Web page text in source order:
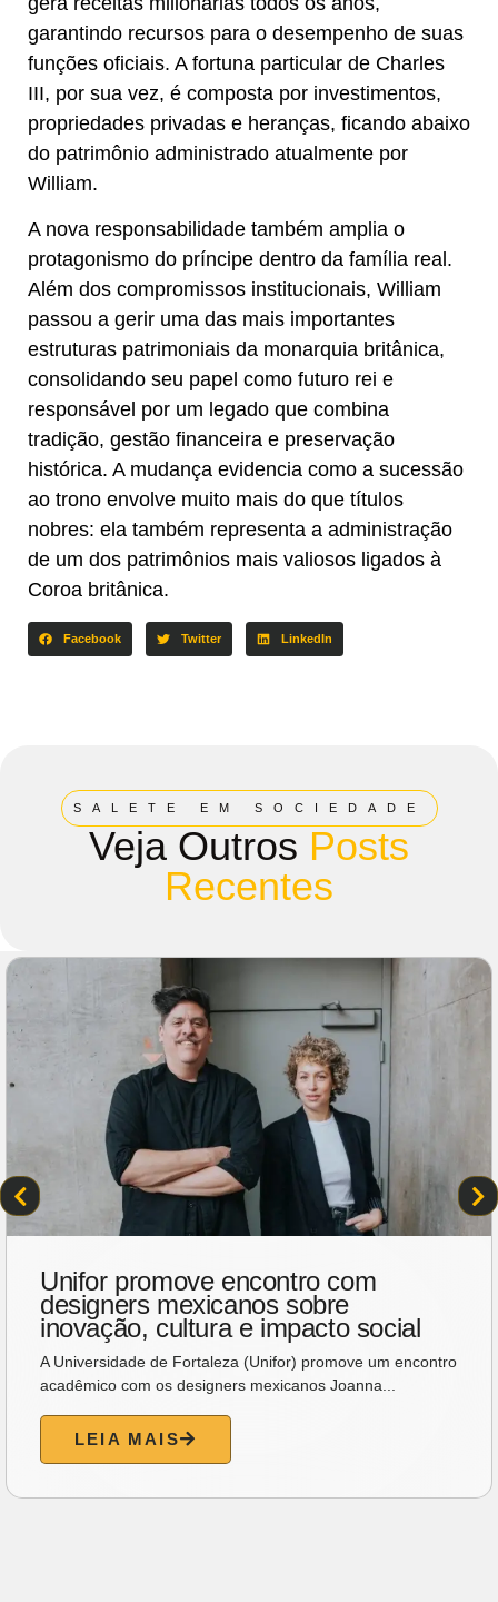
garantindo recursos para o desempenho de suas
funções oficiais. A fortuna particular de Charles
III, por sua vez, é composta por investimentos,
propriedades privadas e heranças, ficando abaixo
do patrimônio administrado atualmente por
William.
A nova responsabilidade também amplia o
protagonismo do príncipe dentro da família real.
Além dos compromissos institucionais, William
passou a gerir uma das mais importantes
estruturas patrimoniais da monarquia britânica,
consolidando seu papel como futuro rei e
responsável por um legado que combina
tradição, gestão financeira e preservação
histórica. A mudança evidencia como a sucessão
ao trono envolve muito mais do que títulos
nobres: ela também representa a administração
de um dos patrimônios mais valiosos ligados à
Coroa britânica.
Facebook Twitter LinkedIn
SALETE EM SOCIEDADE
Veja Outros Posts
Recentes
Unifor promove encontro com
designers mexicanos sobre
inovação, cultura e impacto social
A Universidade de Fortaleza (Unifor) promove um encontro
acadêmico com os designers mexicanos Joanna...
LEIA MAIS